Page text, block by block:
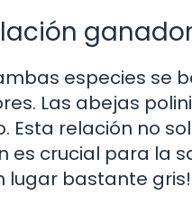
especies se
Las abejas
Esta relación no
es crucial para la
lugar bastante gris!